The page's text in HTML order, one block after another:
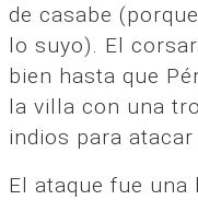
de casabe
lo suyo). El
bien hasta que
la villa con una
indios para
El ataque fue